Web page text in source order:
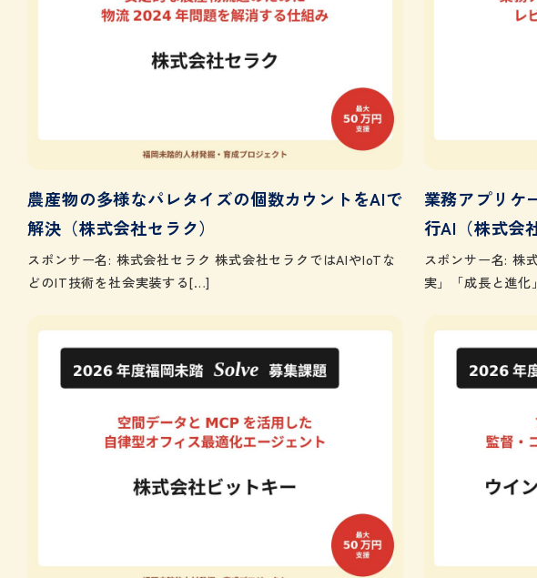
農産物の多様なパレタイズの個数カウントをAIで
解決（株式会社セラク）
スポンサー名: 株式会社セラク 株式会社セラクではAIやIoTな
どのIT技術を社会実装する[…]
業務アプリケ
行AI（株式会
スポンサー名: 株
実」「成長と進